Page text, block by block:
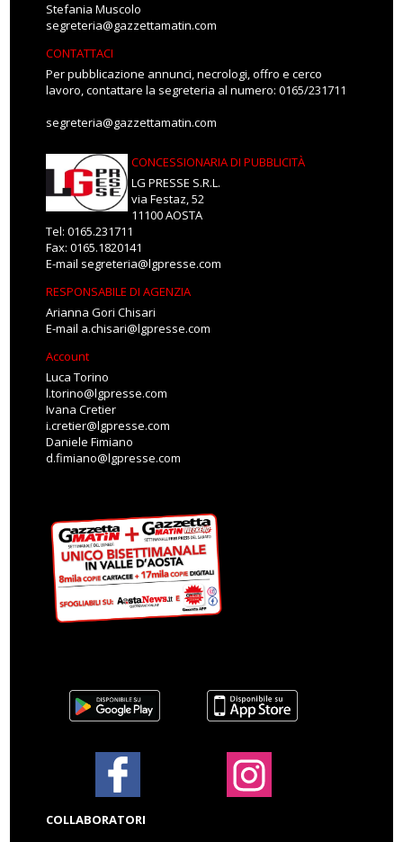
Stefania Muscolo
segreteria@gazzettamatin.com
CONTATTACI
Per pubblicazione annunci, necrologi, offro e cerco
lavoro, contattare la segreteria al numero: 0165/231711
segreteria@gazzettamatin.com
CONCESSIONARIA DI PUBBLICITÀ
LG PRESSE S.R.L.
via Festaz, 52
11100 AOSTA
Tel: 0165.231711
Fax: 0165.1820141
E-mail segreteria@lgpresse.com
RESPONSABILE DI AGENZIA
Arianna Gori Chisari
E-mail a.chisari@lgpresse.com
Account
Luca Torino
l.torino@lgpresse.com
Ivana Cretier
i.cretier@lgpresse.com
Daniele Fimiano
d.fimiano@lgpresse.com
COLLABORATORI